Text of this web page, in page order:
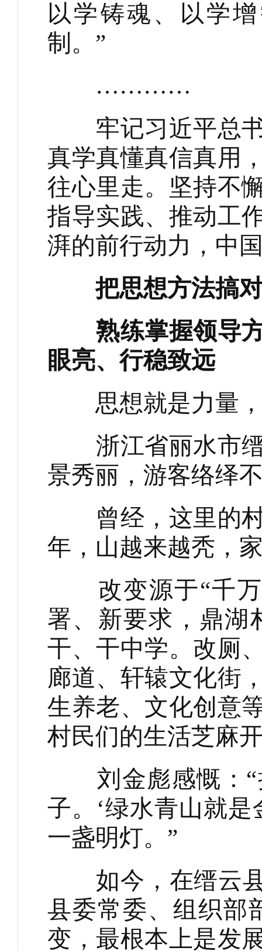
以学铸魂、以学
制。”
…………
牢记习近平总书
真学真懂真信真用
往心里走。坚持不
指导实践、推动工
湃的前行动力，中
把思想方法搞
熟练掌握领导
眼亮、行稳致远
思想就是力量，
浙江省丽水市缙
景秀丽，游客络绎
曾经，这里的村
年，山越来越秃，
改变源于“千万
署、新要求，鼎湖
干、干中学。改厕
廊道、轩辕文化街
生养老、文化创意
村民们的生活芝麻
刘金彪感慨：“
子。‘绿水青山就
一盏明灯。”
如今，在缙云县
县委常委、组织部
变，最根本上是发